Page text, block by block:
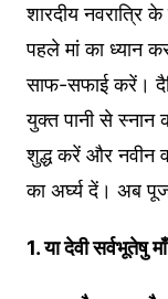
शारदीय नवरात्रि
पहले मां का ध्यान
साफ-सफाई करें।
युक्त पानी से
शुद्ध करें और नवीन
का अर्घ्य दें। अब
1.यादेवीसर्वभूतेषुमाँ